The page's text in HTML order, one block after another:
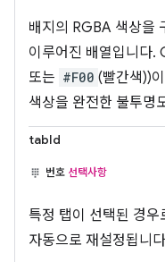
배지의 RGBA 색상을
이루어진 배열입니다.
또는 #F00 (빨간색))
색상을 완전한 불투명
tabId
번호 선택사항
특정 탭이 선택된 경
자동으로 재설정됩니